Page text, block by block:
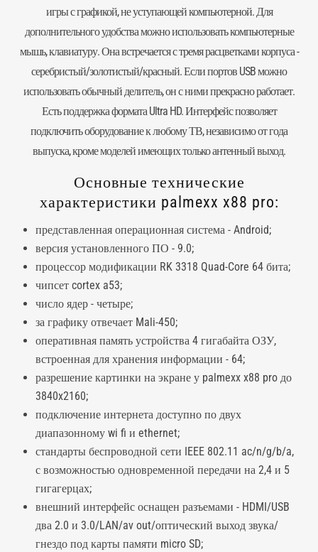
игры с графикой, не уступающей компьютерной. Для
дополнительного удобства можно использовать компьютерные
мышь, клавиатуру. Она встречается с тремя расцветками корпуса -
серебристый/золотистый/красный. Если портов USB можно
использовать обычный делитель, он с ними прекрасно работает.
Есть поддержка формата Ultra HD. Интерфейс позволяет
подключить оборудование к любому ТВ, независимо от года
выпуска, кроме моделей имеющих только антенный выход.
Основные технические
характеристики palmexx x88 pro:
представленная операционная система - Android;
версия установленного ПО - 9.0;
процессор модификации RK 3318 Quad-Core 64 бита;
чипсет cortex a53;
число ядер - четыре;
за графику отвечает Mali-450;
оперативная память устройства 4 гигабайта ОЗУ,
встроенная для хранения информации - 64;
разрешение картинки на экране у palmexx x88 pro до
3840x2160;
подключение интернета доступно по двух
диапазонному wi fi и ethernet;
стандарты беспроводной сети IEEE 802.11 ac/n/g/b/a,
с возможностью одновременной передачи на 2,4 и 5
гигагерцах;
внешний интерфейс оснащен разъемами - HDMI/USB
два 2.0 и 3.0/LAN/av out/оптический выход звука/
гнездо под карты памяти micro SD;